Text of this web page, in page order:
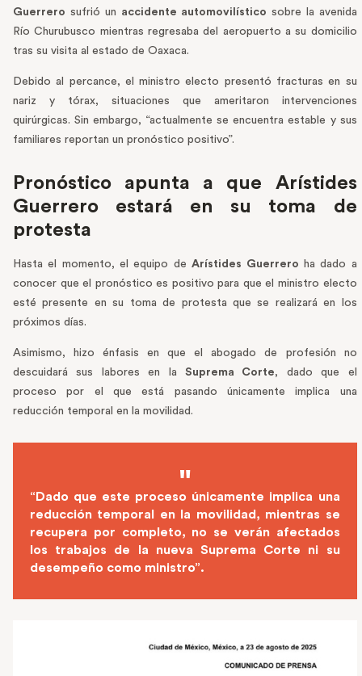
Guerrero sufrió un accidente automovilístico sobre la avenida
Río Churubusco mientras regresaba del aeropuerto a su domicilio
tras su visita al estado de Oaxaca.
Debido al percance, el ministro electo presentó fracturas en su
nariz y tórax, situaciones que ameritaron intervenciones
quirúrgicas. Sin embargo, “actualmente se encuentra estable y sus
familiares reportan un pronóstico positivo”.
Pronóstico apunta a que Arístides
Guerrero estará en su toma de
protesta
Hasta el momento, el equipo deArístides Guerrero ha dado a
conocer que el pronóstico es positivo para que el ministro electo
esté presente en su toma de protesta que se realizará en los
próximos días.
Asimismo, hizo énfasis en que el abogado de profesión no
descuidará sus labores en la Suprema Corte, dado que el
proceso por el que está pasando únicamente implica una
reducción temporal en la movilidad.
“Dado que este proceso únicamente implica una
reducción temporal en la movilidad, mientras se
recupera por completo, no se verán afectados
los trabajos de la nueva Suprema Corte ni su
desempeño como ministro”.